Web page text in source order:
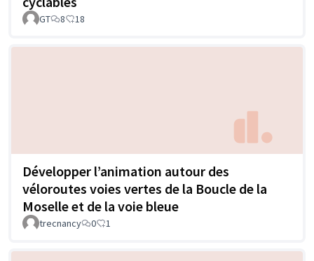
GT 8 18
Développer l’animation autour des
véloroutes voies vertes de la Boucle de la
Moselle et de la voie bleue
trecnancy 0 1